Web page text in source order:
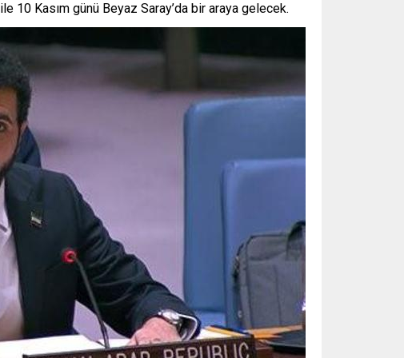
10 Kasım günü Beyaz Saray’da bir araya gelecek.